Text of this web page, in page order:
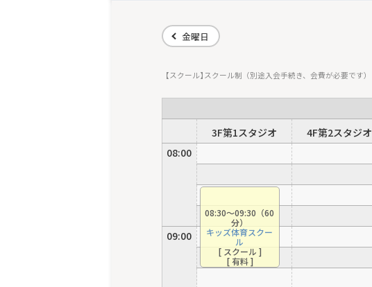
金曜日
スクール スクール制（別途入会手続き、会費が必要です）
3F第1スタジオ
4F第2スタジオ
08:00
09:00
08:30〜09:30（60
分）
キッズ体育スクー
ル
[ スクール ]
[ 有料 ]